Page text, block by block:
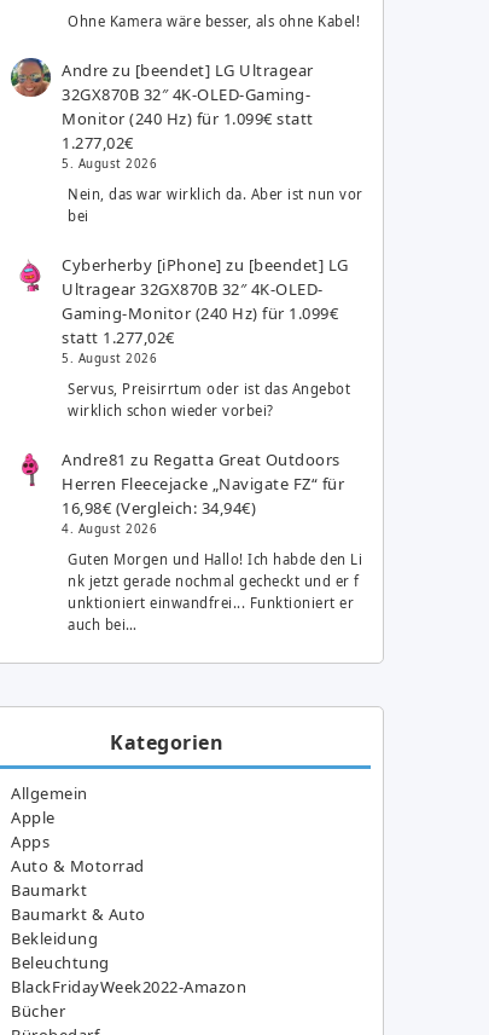
Ohne Kamera wäre besser, als ohne Kabel!
Andre zu [beendet] LG Ultragear
32GX870B 32″ 4K-OLED-Gaming-
Monitor (240 Hz) für 1.099€ statt
1.277,02€
5. August 2026
Nein, das war wirklich da. Aber ist nun vor
bei
Cyberherby [iPhone] zu [beendet] LG
Ultragear 32GX870B 32″ 4K-OLED-
Gaming-Monitor (240 Hz) für 1.099€
statt 1.277,02€
5. August 2026
Servus, Preisirrtum oder ist das Angebot
wirklich schon wieder vorbei?
Andre81 zu Regatta Great Outdoors
Herren Fleecejacke „Navigate FZ“ für
16,98€ (Vergleich: 34,94€)
4. August 2026
Guten Morgen und Hallo! Ich habde den Li
nk jetzt gerade nochmal gecheckt und er f
unktioniert einwandfrei... Funktioniert er
auch bei…
Kategorien
Allgemein
Apple
Apps
Auto & Motorrad
Baumarkt
Baumarkt & Auto
Bekleidung
Beleuchtung
BlackFridayWeek2022-Amazon
Bücher